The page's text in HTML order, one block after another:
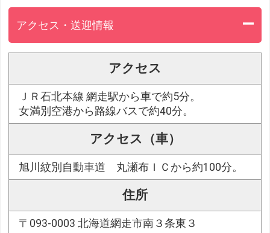
アクセス・送迎情報
アクセス
ＪＲ石北本線 網走駅から車で約5分。
女満別空港から路線バスで約40分。
アクセス（車）
旭川紋別自動車道 丸瀬布ＩＣから約100分。
住所
〒093-0003 北海道網走市南３条東３